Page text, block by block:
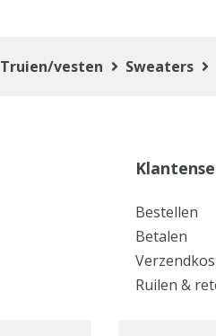
Truien/vesten Sweaters
Bestellen
Betalen
Ruilen &